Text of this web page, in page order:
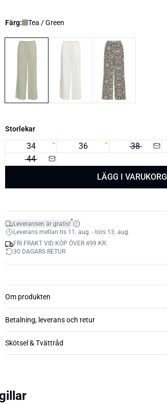
Färg: Tea / Green
Storlekar
34 36 38
44
LÄGG I VARUKORG
Leveransen är gratis!*
Leverans mellan tis 11. aug. - tors 13. aug.
FRI FRAKT VID KÖP ÖVER 499 KR.
30 DAGARS RETUR
Om produkten
Betalning, leverans och retur
Skötsel & Tvättråd